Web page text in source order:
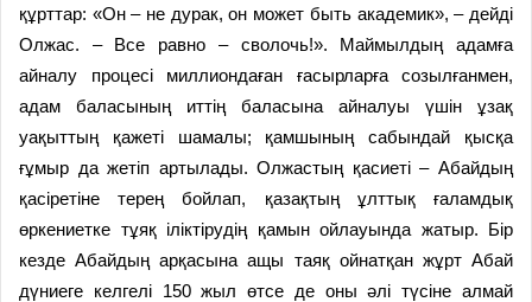
құрттар: «Он – не дурак, он может быть академик», – дейді
Олжас. – Все равно – сволочь!». Маймылдың адамға
айналу процесі миллиондаған ғасырларға созылғанмен,
адам баласының иттің баласына айналуы үшін ұзақ
уақыттың қажеті шамалы; қамшының сабындай қысқа
ғұмыр да жетіп артылады. Олжастың қасиеті – Абайдың
қасіретіне терең бойлап, қазақтың ұлттық ғаламдық
өркениетке тұяқ іліктірудің қамын ойлауында жатыр. Бір
кезде Абайдың арқасына ащы таяқ ойнатқан жұрт Абай
дүниеге келгелі 150 жыл өтсе де оны әлі түсіне алмай